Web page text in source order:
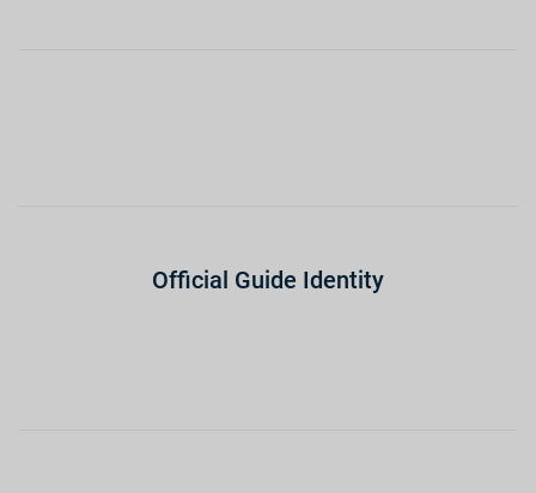
Official Guide Identity